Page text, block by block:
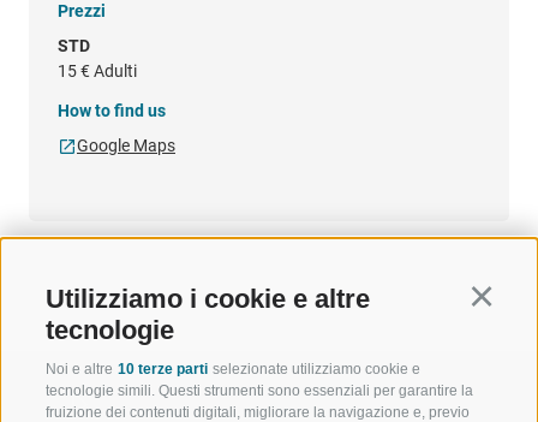
Utilizziamo i cookie e altre
tecnologie
Noi e altre 10 terze parti selezionate utilizziamo cookie e
tecnologie simili. Questi strumenti sono essenziali per garantire la
fruizione dei contenuti digitali, migliorare la navigazione e, previo
Prezzi
STD
15 € Adulti
How to find us
Google Maps